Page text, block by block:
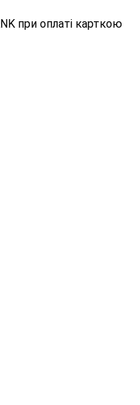
при оплаті карткою